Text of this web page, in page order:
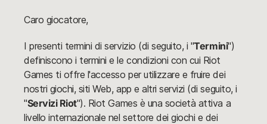
Caro giocatore,
I presenti termini di servizio (di seguito, i "Termini")
definiscono i termini e le condizioni con cui Riot
Games ti offre l'accesso per utilizzare e fruire dei
nostri giochi, siti Web, app e altri servizi (di seguito, i
"Servizi Riot"). Riot Games è una società attiva a
livello internazionale nel settore dei giochi e dei